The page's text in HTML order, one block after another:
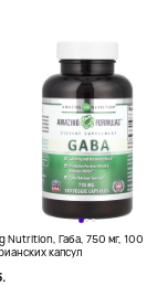
Nutrition, Габа, 750 мг, 100
капсул